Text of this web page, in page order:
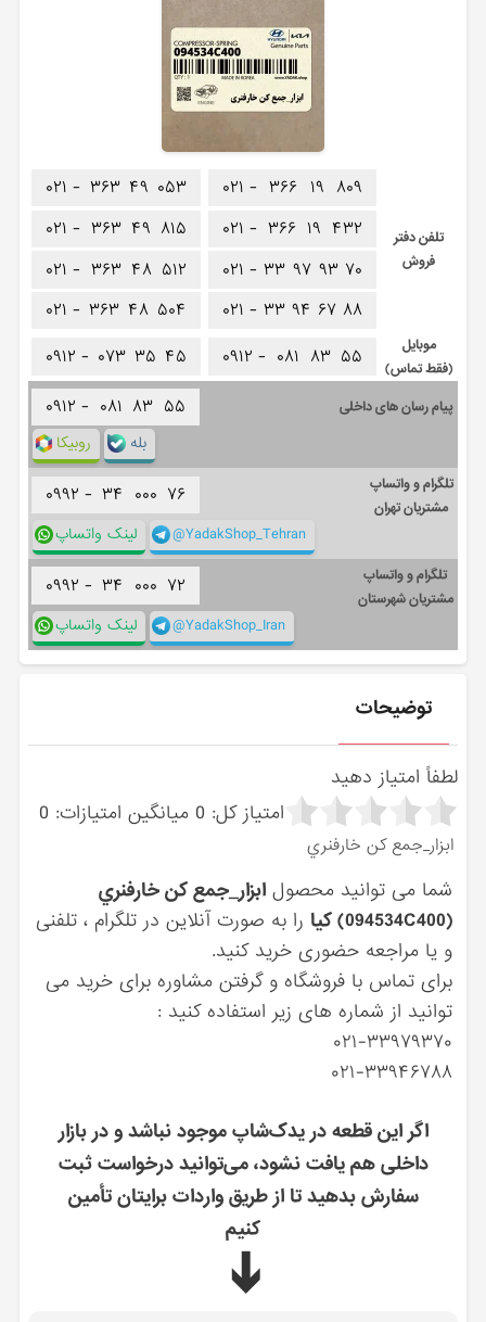
تلفن دفتر
فروش
۰۲۱ - ۳۶۶ ۱۹ ۸۰۹
۰۲۱ - ۳۶۶ ۱۹ ۴۳۲
۰۲۱ - ۳۳ ۹۷ ۹۳ ۷۰
۰۲۱ - ۳۳ ۹۴ ۶۷ ۸۸
۰۲۱ - ۳۶۳ ۴۹ ۰۵۳
۰۲۱ - ۳۶۳ ۴۹ ۸۱۵
۰۲۱ - ۳۶۳ ۴۸ ۵۱۲
۰۲۱ - ۳۶۳ ۴۸ ۵۰۴
موبایل
(فقط تماس)
۰۹۱۲ - ۰۸۱ ۸۳ ۵۵ ۰۹۱۲ - ۰۷۳ ۳۵ ۴۵
پیام رسان های داخلی ۰۹۱۲ - ۰۸۱ ۸۳ ۵۵
روبیکا بله
تلگرام و واتساپ
مشتریان تهران
۰۹۹۲ - ۳۴ ۰۰۰ ۷۶
لینک واتساپ @YadakShop_Tehran
تلگرام و واتساپ
مشتریان شهرستان
۰۹۹۲ - ۳۴ ۰۰۰ ۷۲
لینک واتساپ @YadakShop_Iran
توضیحات
لطفاً امتیاز دهید
امتیاز کل: 0 میانگین امتیازات: 0
ابزار_جمع كن خارفنري
شما می توانید محصولابزار_جمع كن خارفنري
(094534C400) کیا
را به صورت آنلاین در تلگرام ، تلفنی
و یا مراجعه حضوری خرید کنید.
برای تماس با فروشگاه و گرفتن مشاوره برای خرید می
توانید از شماره های زیر استفاده کنید :
۰۲۱-۳۳۹۷۹۳۷۰
۰۲۱-۳۳۹۴۶۷۸۸
اگر این قطعه در یدک‌شاپ موجود نباشد و در بازار
داخلی هم یافت نشود، می‌توانید درخواست ثبت
سفارش بدهید تا از طریق واردات برایتان تأمین
کنیم
➔